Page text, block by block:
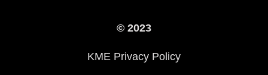
© 2023
KME Privacy Policy